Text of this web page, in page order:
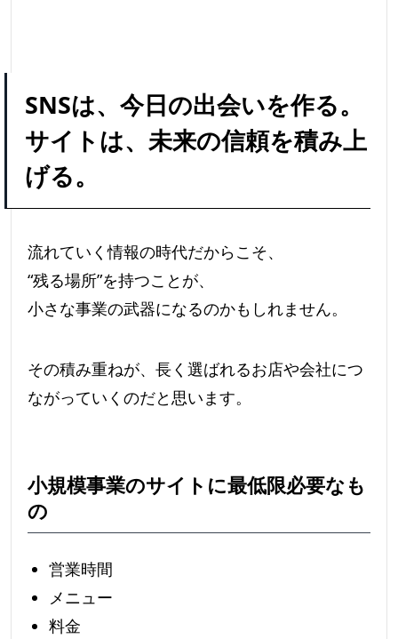
SNSは、今日の出会いを作る。
サイトは、未来の信頼を積み上
げる。
流れていく情報の時代だからこそ、
“残る場所”を持つことが、
小さな事業の武器になるのかもしれません。
その積み重ねが、長く選ばれるお店や会社につ
ながっていくのだと思います。
小規模事業のサイトに最低限必要なも
の
営業時間
メニュー
料金